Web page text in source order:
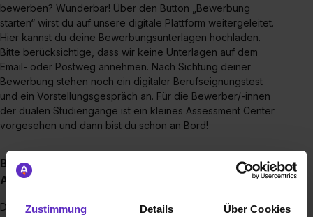
Zustimmung Details Über Cookies
bewerben? Wunderbar! Über den Button „Bewerbung
starten“ wirst du auf unsere digitale Plattform weitergeleitet.
Hier kannst du deine Bewerbungsunterlagen hochladen.
Bitte berücksichtige, dass wir keine Unterlagen auf dem
Email- oder Postweg annehmen. Nach Sichtung deiner
Bewerbung stehen noch ein digitaler Berufseignungstest
und ein Vorstellungsgespräch an. Für die Bewerber/-innen
der dualen Studiengänge ist ein kleines Assessment Center
vorgesehen und dann bist du schon an Bord!
Bis wann muss man sich für einen
Ausbildungsplatz bewerben?
Das Bewerbungsportal wird ca. 1 Jahr vor